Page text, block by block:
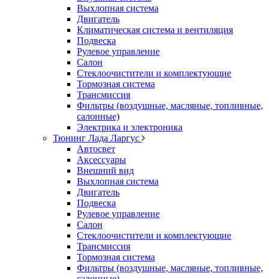
Выхлопная система
Двигатель
Климатическая система и вентиляция
Подвеска
Рулевое управление
Салон
Стеклоочистители и комплектующие
Тормозная система
Трансмиссия
Фильтры (воздушные, масляные, топливные,
салонные)
Электрика и электроника
Тюнинг Лада Ларгус
Автосвет
Аксессуары
Внешний вид
Выхлопная система
Двигатель
Подвеска
Рулевое управление
Салон
Стеклоочистители и комплектующие
Трансмиссия
Тормозная система
Фильтры (воздушные, масляные, топливные,